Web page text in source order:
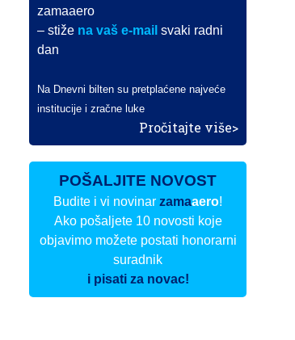
zamaaero
– stiže na vaš e-mail svaki radni
dan
Na Dnevni bilten su pretplaćene najveće
institucije i zračne luke
Pročitajte više>
POŠALJITE NOVOST
Budite i vi novinarzamaaero!
Ako pošaljete 10 novosti koje
objavimo možete postati honorarni
suradnik
i pisati za novac!